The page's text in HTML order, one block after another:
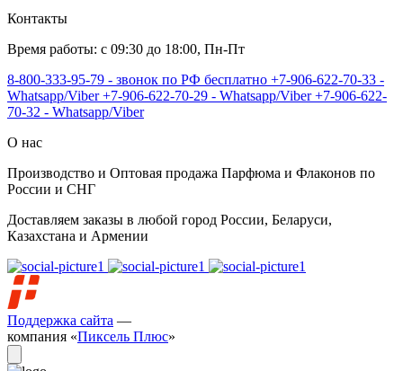
Контакты
Время работы: с 09:30 до 18:00, Пн-Пт
8-800-333-95-79 - звонок по РФ бесплатно +7-906-622-70-33 -
Whatsapp/Viber+7-906-622-70-29 - Whatsapp/Viber+7-906-622-
70-32 - Whatsapp/Viber
О нас
Производство и Оптовая продажа Парфюма и Флаконов по
России и СНГ
Доставляем заказы в любой город России, Беларуси,
Казахстана и Армении
Поддержка сайта —
компания «Пиксель Плюс»